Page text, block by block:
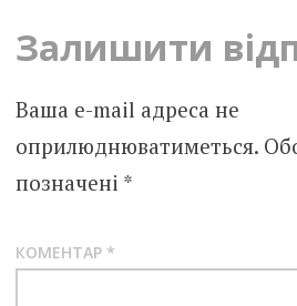
Залишити
Ваша e-mail адреса не
оприлюднюватиметься.
позначені *
КОМЕНТАР *